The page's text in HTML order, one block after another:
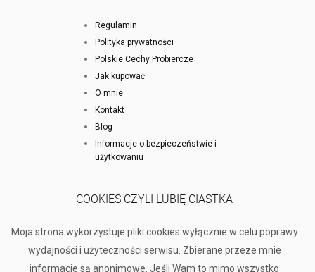
Regulamin
Polityka prywatności
Polskie Cechy Probiercze
Jak kupować
O mnie
Kontakt
Blog
Informacje o bezpieczeństwie i
użytkowaniu
COOKIES CZYLI LUBIĘ CIASTKA
Moja strona wykorzystuje pliki cookies wyłącznie w celu poprawy
wydajności i użyteczności serwisu. Zbierane przeze mnie
informacje są anonimowe. Jeśli Wam to mimo wszystko